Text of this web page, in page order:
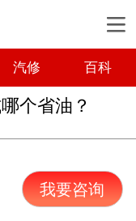
汽修 百科
个省油？
我要咨询